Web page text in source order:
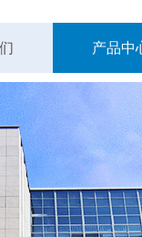
产品中